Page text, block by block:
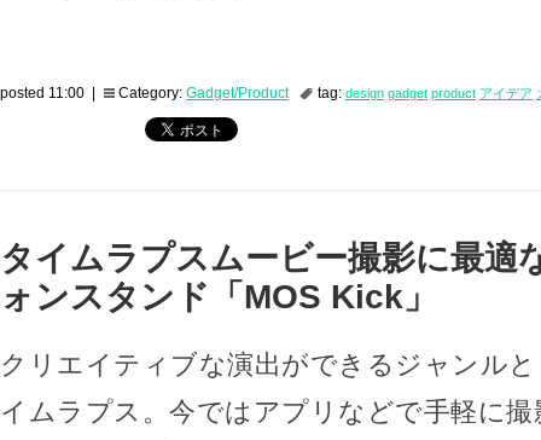
posted 11:00 | Category: Gadget/Product tag: design gadget product アイデア
タイムラプスムービー撮影に最適
ォンスタンド「MOS Kick」
クリエイティブな演出ができるジャンル
イムラプス。今ではアプリなどで手軽に